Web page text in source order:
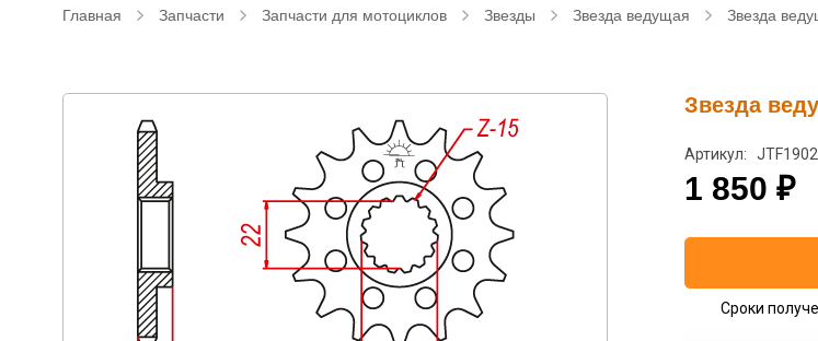
Главная Запчасти Запчасти для мотоциклов Звезды Звезда ведущая Звезда
Звезда
Артикул:
1 850 ₽
Сроки